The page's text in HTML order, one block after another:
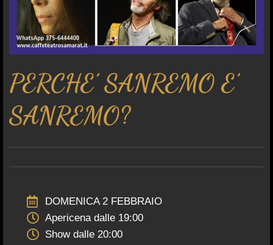
PERCHE’ SANREMO E’
SANREMO?
DOMENICA 2 FEBBRAIO
Apericena dalle 19:00
Show dalle 20:00